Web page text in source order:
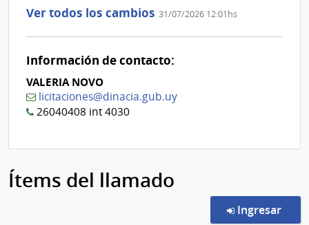
aclaración
0
Ver todos los cambios 31/07/2026 12:01hs
Información de contacto:
VALERIA NOVO
licitaciones@dinacia.gub.uy
26040408 int 4030
Ítems del llamado
Ingresar